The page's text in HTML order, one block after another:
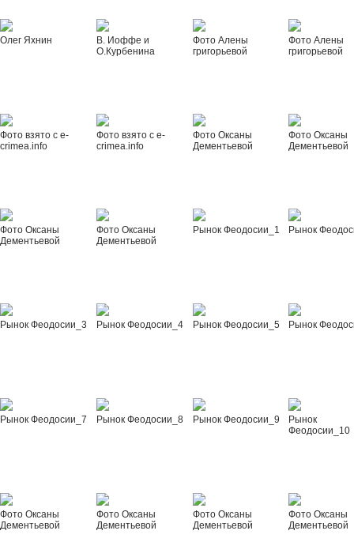
Олег Яхнин
В. Иоффе и
О.Курбенина
Фото Алены
григорьевой
Фото Алены
григорьевой
Фото взято с e-
crimea.info
Фото взято с e-
crimea.info
Фото Оксаны
Дементьевой
Фото Оксаны
Дементьевой
Фото Оксаны
Дементьевой
Фото Оксаны
Дементьевой
Рынок Феодосии_1 Рынок
Рынок Феодосии_3 Рынок Феодосии_4 Рынок Феодосии_5 Рынок
Рынок Феодосии_7 Рынок Феодосии_8 Рынок Феодосии_9
Рынок
Феодосии_10
Фото Оксаны
Дементьевой
Фото Оксаны
Дементьевой
Фото Оксаны
Дементьевой
Фото Оксаны
Дементьевой